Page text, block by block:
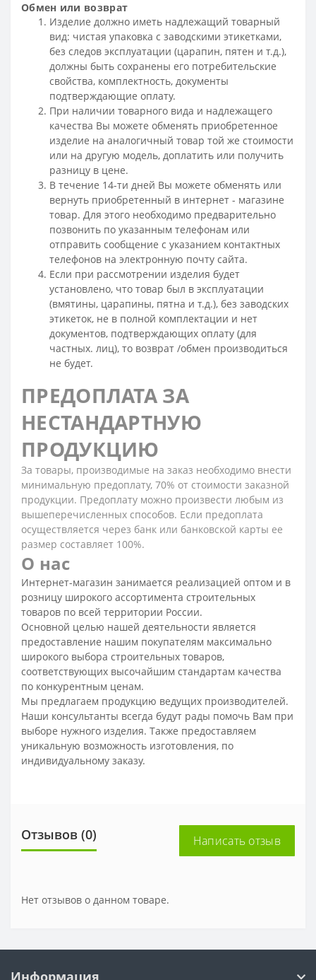
Обмен или возврат
Изделие должно иметь надлежащий товарный
вид: чистая упаковка с заводскими этикетками,
без следов эксплуатации (царапин, пятен и т.д.),
должны быть сохранены его потребительские
свойства, комплектность, документы
подтверждающие оплату.
При наличии товарного вида и надлежащего
качества Вы можете обменять приобретенное
изделие на аналогичный товар той же стоимости
или на другую модель, доплатить или получить
разницу в цене.
В течение 14-ти дней Вы можете обменять или
вернуть приобретенный в интернет - магазине
товар. Для этого необходимо предварительно
позвонить по указанным телефонам или
отправить сообщение с указанием контактных
телефонов на электронную почту сайта.
Если при рассмотрении изделия будет
установлено, что товар был в эксплуатации
(вмятины, царапины, пятна и т.д.), без заводских
этикеток, не в полной комплектации и нет
документов, подтверждающих оплату (для
частных. лиц), то возврат /обмен производиться
не будет.
ПРЕДОПЛАТА ЗА
НЕСТАНДАРТНУЮ
ПРОДУКЦИЮ
За товары, производимые на заказ необходимо внести
минимальную предоплату, 70% от стоимости заказной
продукции. Предоплату можно произвести любым из
вышеперечисленных способов. Если предоплата
осуществляется через банк или банковской карты ее
размер составляет 100%.
О нас
Интернет-магазин занимается реализацией оптом и в
розницу широкого ассортимента строительных
товаров по всей территории России.
Основной целью нашей деятельности является
предоставление нашим покупателям максимально
широкого выбора строительных товаров,
соответствующих высочайшим стандартам качества
по конкурентным ценам.
Мы предлагаем продукцию ведущих производителей.
Наши консультанты всегда будут рады помочь Вам при
выборе нужного изделия. Также предоставляем
уникальную возможность изготовления, по
индивидуальному заказу.
Отзывов (0) Написать отзыв
Нет отзывов о данном товаре.
Информация